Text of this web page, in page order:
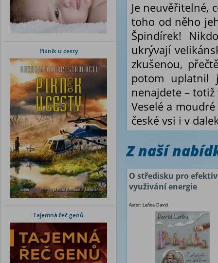
Piknik u cesty
Tajemná řeč genů
Je neuvěřitelné,
toho od něho
Špindírek!
ukrývají
zkušenou,
potom uplatnil
nenajdete –
Veselé a
české vsi i v
Z naší
O středisku pro
využivání energie
Autor: Laňka David